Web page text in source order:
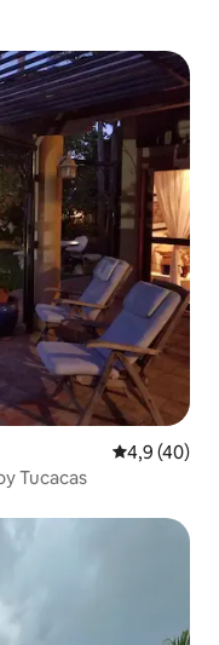
4,9 av 5 i
4,9 (40)
Tucacas